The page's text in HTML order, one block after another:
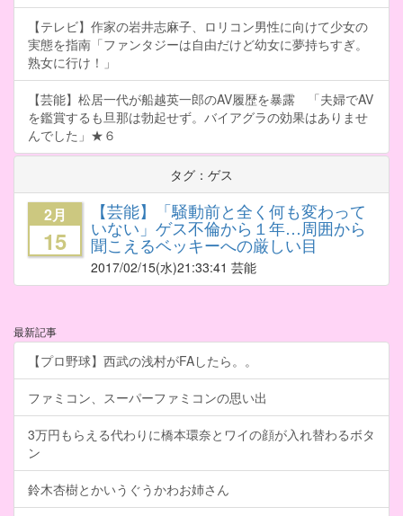
【テレビ】作家の岩井志麻子、ロリコン男性に向けて少女の
実態を指南「ファンタジーは自由だけど幼女に夢持ちすぎ。
熟女に行け！」
【芸能】松居一代が船越英一郎のAV履歴を暴露 「夫婦でAV
を鑑賞するも旦那は勃起せず。バイアグラの効果はありませ
んでした」★６
タグ：ゲス
2月
15
【芸能】「騒動前と全く何も変わって
いない」ゲス不倫から１年…周囲から
聞こえるベッキーへの厳しい目
2017/02/15(水)21:33:41 芸能
最新記事
【プロ野球】西武の浅村がFAしたら。。
ファミコン、スーパーファミコンの思い出
3万円もらえる代わりに橋本環奈とワイの顔が入れ替わるボタ
ン
鈴木杏樹とかいうぐうかわお姉さん